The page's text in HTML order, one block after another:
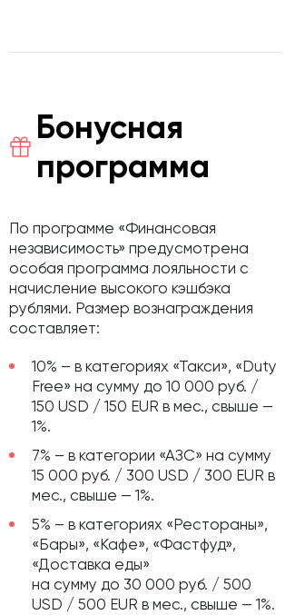
Бонусная
программа
По программе «Финансовая
независимость» предусмотрена
особая программа лояльности с
начисление высокого кэшбэка
рублями. Размер вознаграждения
составляет:
10% – в категориях «Такси», «Duty
Free» на сумму до 10 000 руб. /
150 USD / 150 EUR в мес., свыше —
1%.
7% – в категории «АЗС» на сумму
15 000 руб. / 300 USD / 300 EUR в
мес., свыше — 1%.
5% – в категориях «Рестораны»,
«Бары», «Кафе», «Фастфуд»,
«Доставка еды»
на сумму до 30 000 руб. / 500
USD / 500 EUR в мес., свыше — 1%.